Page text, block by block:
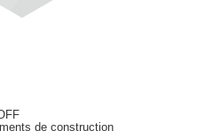
de construction